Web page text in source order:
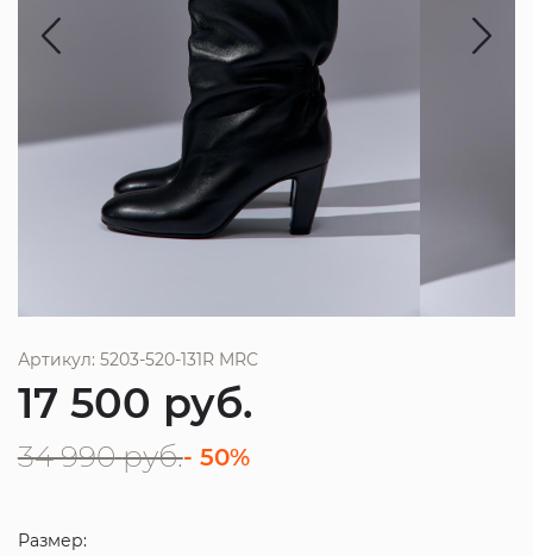
Артикул: 5203-520-131R MRC
17 500 руб.
34 990 руб.- 50%
Размер: